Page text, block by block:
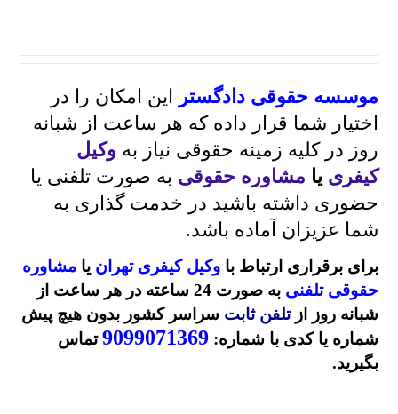
موسسه حقوقی دادگستر این امکان را در
اختیار شما قرار داده که هر ساعت از شبانه
روز در کلیه زمینه حقوقی نیاز به وکیل
کیفری یا مشاوره حقوقی به صورت تلفنی یا
حضوری داشته باشید در خدمت گذاری به
شما عزیزان آماده باشد.
برای برقراری ارتباط باوکیل کیفری تهران یامشاوره
حقوقی تلفنی
به صورت 24 ساعته در هر ساعت از
شبانه روز ازتلفن ثابت سراسر کشور بدون هیچ پیش
شماره یا کدی با شماره:9099071369تماس
بگیرید.